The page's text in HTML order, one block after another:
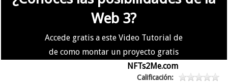
Web 3?
Accede gratis a este Video Tutorial de
de como montar un proyecto gratis
NFTs2Me.com
Calificación: